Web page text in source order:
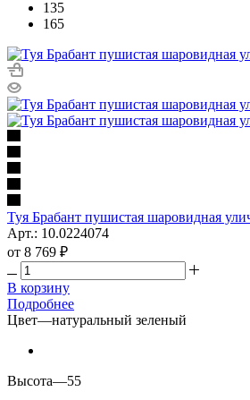
135
165
Туя Брабант пушистая шаровидная
Арт.: 10.0224074
от 8 769 ₽
В корзину
Подробнее
Цвет—натуральный зеленый
Высота—55